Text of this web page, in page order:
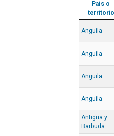
País o
territorio
Anguila
Anguila
Anguila
Anguila
Antigua y
Barbuda